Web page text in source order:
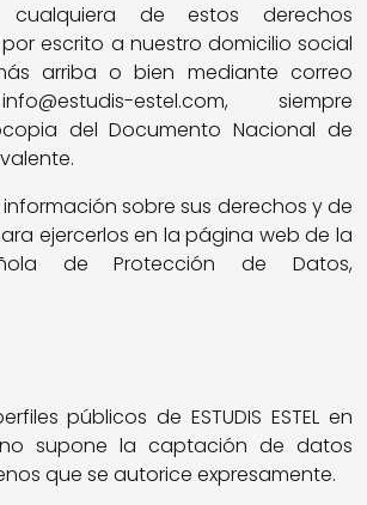
cualquiera de estos derechos
escrito a nuestro domicilio social
arriba o bien mediante correo
estel.com, siempre
del Documento Nacional de
sobre sus derechos y de
ejercerlos en la página web de la
de Protección de Datos,
públicos de ESTUDIS ESTEL en
supone la captación de datos
que se autorice expresamente.